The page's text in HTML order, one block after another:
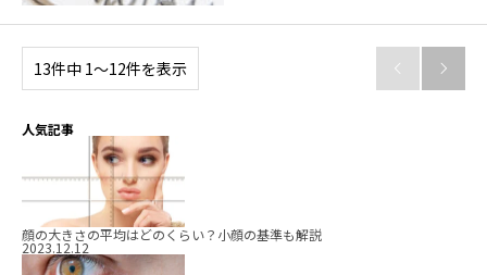
13件中 1〜12件を表示  
人気記事
顔の大きさの平均はどのくらい？小顔の基準も解説
2023.12.12